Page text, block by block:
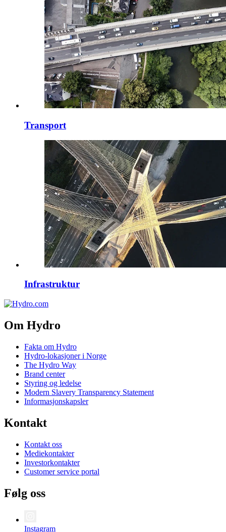
Transport
Infrastruktur
Om Hydro
Fakta om Hydro
Hydro-lokasjoner i Norge
The Hydro Way
Brand center
Styring og ledelse
Modern Slavery Transparency Statement
Informasjonskapsler
Kontakt
Kontakt oss
Mediekontakter
Investorkontakter
Customer service portal
Følg oss
Instagram